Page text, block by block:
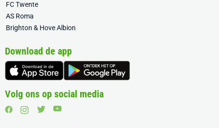
FC Twente
AS Roma
Brighton & Hove Albion
Download de app
Volg ons op social media